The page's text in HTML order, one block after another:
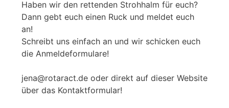
Haben wir den rettenden Strohhalm für euch?
Dann gebt euch einen Ruck und meldet euch
an!
Schreibt uns einfach an und wir schicken euch
die Anmeldeformulare!
jena@rotaract.de oder direkt auf dieser Website
über das Kontaktformular!